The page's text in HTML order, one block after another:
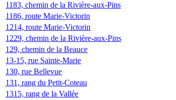
1183, chemin de la Rivière-aux-Pins
1186, route Marie-Victorin
1214, route Marie-Victorin
1229, chemin de la Rivière-aux-Pins
129, chemin de la Beauce
13-15, rue Sainte-Marie
130, rue Bellevue
131, rang du Petit-Coteau
1315, rang de la Vallée